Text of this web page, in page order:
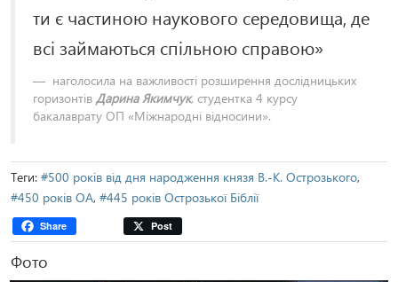
ти є частиною наукового середовища, де
всі займаються спільною справою»
наголосила на важливості розширення дослідницьких
горизонтів Дарина Якимчук, студентка 4 курсу
бакалаврату ОП «Міжнародні відносини».
Теги: #500 років від дня народження князя В.-К. Острозького,
#450 років ОА, #445 років Острозької Біблії
Share Post
Фото